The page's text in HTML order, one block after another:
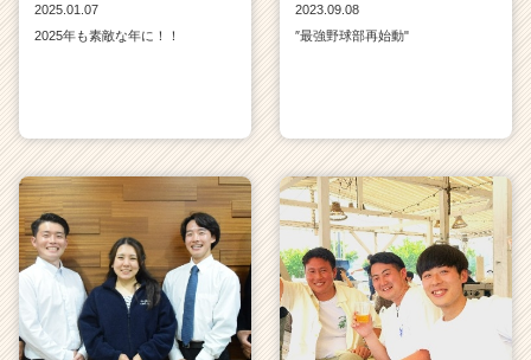
2025.01.07
2025年も素敵な年に！！
2023.09.08
″最強野球部再始動"